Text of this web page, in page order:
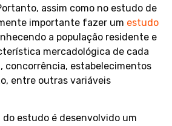
assim como no estudo de
importante fazer um estudo
a população residente e
mercadológica de cada
concorrência, estabelecimentos
entre outras variáveis
do estudo é desenvolvido um